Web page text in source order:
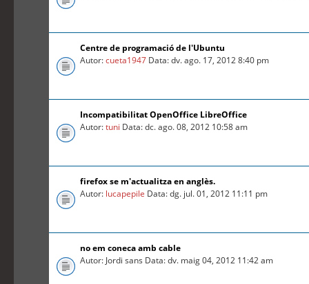
Centre de programació de l'Ubuntu
Autor:cueta1947 Data: dv. ago. 17, 2012 8:40 pm
Incompatibilitat OpenOffice LibreOffice
Autor:tuni Data: dc. ago. 08, 2012 10:58 am
firefox se m'actualitza en anglès.
Autor: lucapepile Data: dg. jul. 01, 2012 11:11 pm
no em coneca amb cable
Autor: Jordi sans Data: dv. maig 04, 2012 11:42 am